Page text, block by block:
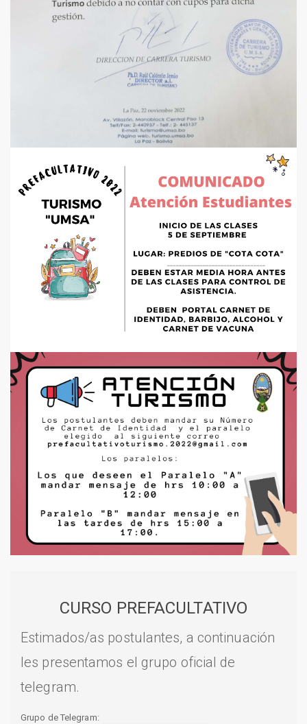
CURSO PREFACULTATIVO
Estimados/as postulantes, a continuación
les presentamos el grupo oficial de
telegram.
Grupo de Telegram: